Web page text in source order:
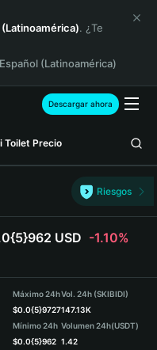
(Latinoamérica). ¿Te
(Latinoamérica)
Descargar ahora
Toilet Precio
Riesgos
USD -1.10%
Máximo 24h
$0.0{5}9727
Mínimo 24h
$0.0{5}962
Vol. 24h (SKIBIDI)
147.13K
Volumen 24h(USDT)
1.42